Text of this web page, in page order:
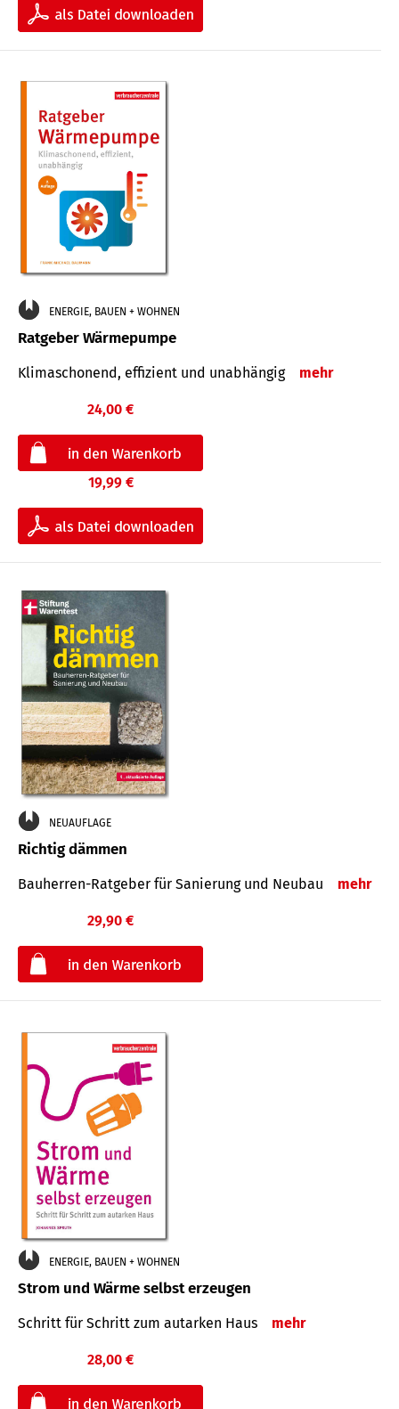
ENERGIE, BAUEN + WOHNEN
Ratgeber Wärmepumpe
Klimaschonend, effizient und unabhängig mehr
24,00 €
19,99 €
NEUAUFLAGE
Richtig dämmen
Bauherren-Ratgeber für Sanierung und Neubau mehr
29,90 €
ENERGIE, BAUEN + WOHNEN
Strom und Wärme selbst erzeugen
Schritt für Schritt zum autarken Haus mehr
28,00 €